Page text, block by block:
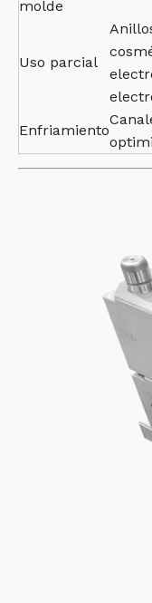
molde
Uso parcial
Enfriamiento